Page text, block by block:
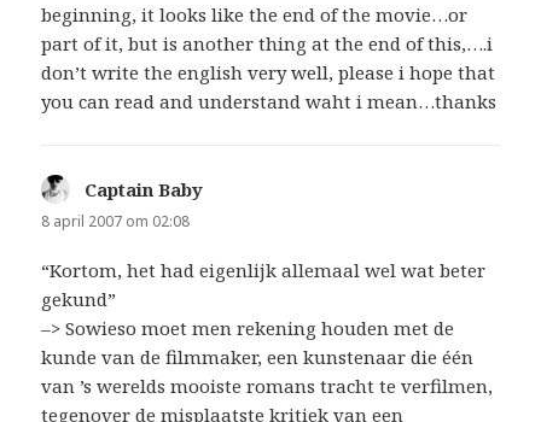
beginning, it looks like the end of the movie…or
part of it, but is another thing at the end of this,….i
don’t write the english very well, please i hope that
you can read and understand waht i mean…thanks
Captain Baby
8 april 2007 om 02:08
“Kortom, het had eigenlijk allemaal wel wat beter
gekund”
–> Sowieso moet men rekening houden met de
kunde van de filmmaker, een kunstenaar die één
van ’s werelds mooiste romans tracht te verfilmen,
tegenover de misplaatste kritiek van een